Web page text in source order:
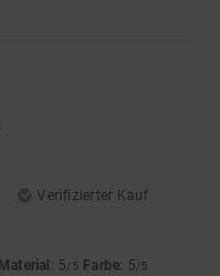
Verifizierter Kauf
Material : 5/5 Farbe: 5/5